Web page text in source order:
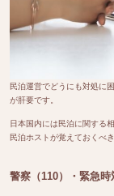
民泊運営でどうにも対処に
が肝要です。
日本国内には民泊に関する
民泊ホストが覚えておくべ
警察（110）・緊急時